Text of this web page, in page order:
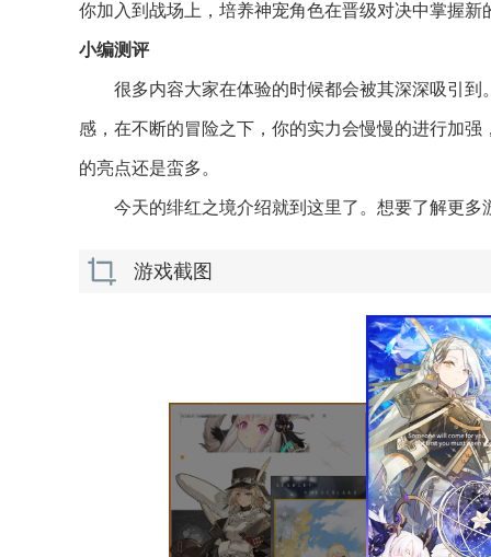
你加入到战场上，培养神宠角色在晋级对决中掌握新
小编测评
很多内容大家在体验的时候都会被其深深吸引
感，在不断的冒险之下，你的实力会慢慢的进行加
的亮点还是蛮多。
今天的绯红之境介绍就到这里了。想要了解更
游戏截图